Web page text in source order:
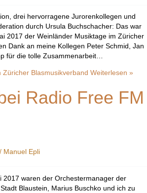
drei hervorragene Jurorenkollegen und
durch Ursula Buchschacher: Das war
2017 der Weinländer Musiktage im Züricher
Dank an meine Kollegen Peter Schmid, Jan
für die tolle Zusammenarbeit…
Blasmusikverband Weiterlesen »
Radio Free FM
/ Manuel Epli
2017 waren der Orchestermanager der
Blaustein, Marius Buschko und ich zu